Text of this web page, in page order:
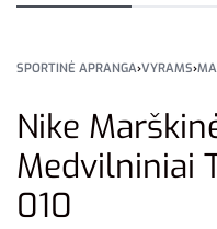
SPORTINĖ APRANGA›VYRAMS›
Nike
Medvilniniai
010